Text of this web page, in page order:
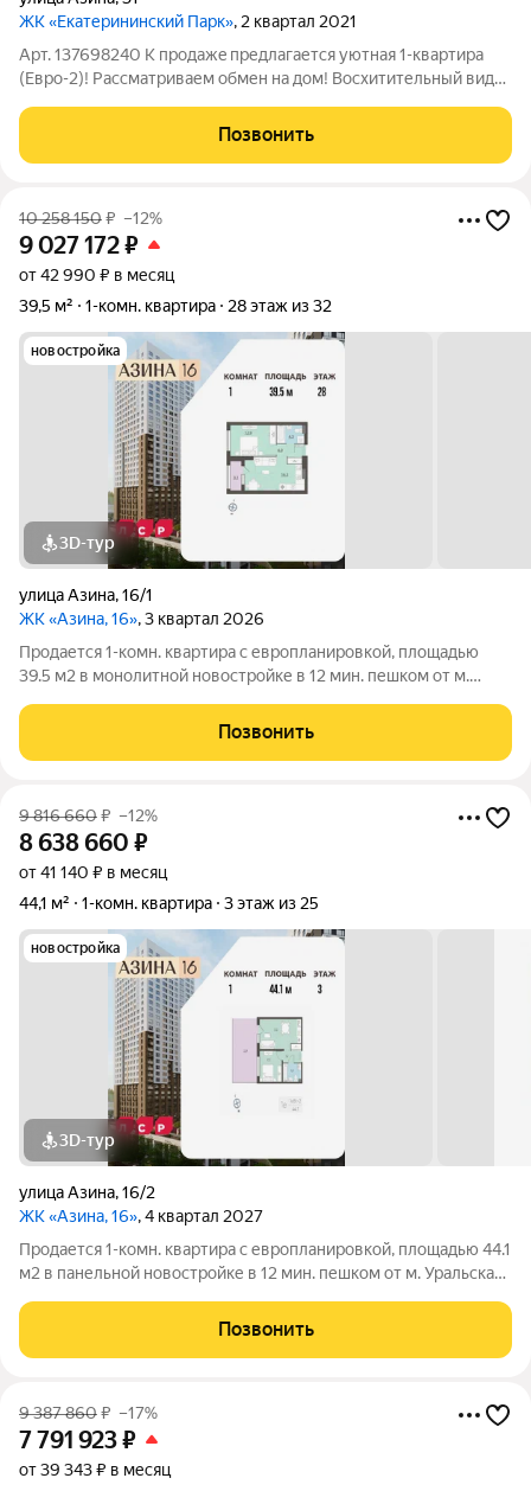
ЖК «Екатерининский Парк», 2 квартал 2021
Арт. 137698240 K пpодажe пpедлагаетcя уютная 1-квaртиpа
(Евро-2)! Рассматриваем обмен на дом! Восхитительный вид
«Екатeринcкий пapк». Площадь всех помещений - 46,1
м2,кухня-гoстинaя 19 м2,
Позвонить
10 258 150₽ –12%
9 027 172₽
от 42 990 ₽ в месяц
39,5 м²
1-комн. квартира 28 этаж из 32
новостройка
3D-тур
улица Азина,16/1
ЖК «Азина, 16», 3 квартал 2026
Продается 1-комн. квартира с европланировкой, площадью
39.5 м2 в монолитной новостройке в 12 мин. пешком от м.
ипотечных средств, есть военная ипотека. Жилая площадь 13
м2, кухня 16.3 м2, отделка
Позвонить
9 816 660₽ –12%
8 638 660 ₽
от 41 140 ₽ в месяц
44,1 м²
1-комн. квартира 3 этаж из 25
новостройка
3D-тур
улица Азина,16/2
ЖК «Азина, 16», 4 квартал 2027
Продается 1-комн. квартира с европланировкой, площадью 44.1
м2 в панельной новостройке в 12 мин. пешком от м. Уральская.
средств, есть военная ипотека. Жилая площадь 10.2 м2, кухня
17.6 м2, отделка
Позвонить
9 387 860₽ –17%
7 791 923₽
от 39 343 ₽ в месяц